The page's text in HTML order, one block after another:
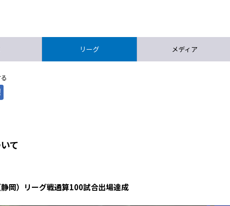
リーグ メディア
て
岡）リーグ戦通算100試合出場達成